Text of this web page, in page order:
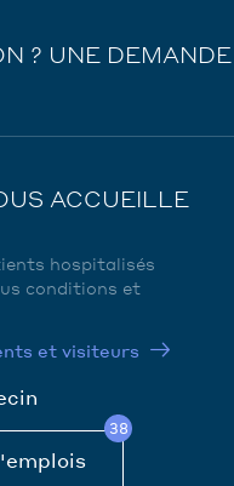
? UNE DEMANDE
ACCUEILLE
hospitalisés
conditions et
et visiteurs
38